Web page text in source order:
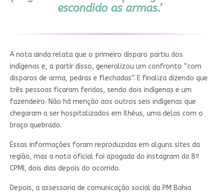
escondido as armas.’
A nota ainda relata que o primeiro disparo partiu dos
indígenas e, a partir disso, generalizou um confronto “com
disparos de arma, pedras e flechadas”. E finaliza dizendo que
três pessoas ficaram feridas, sendo dois indígenas e um
fazendeiro. Não há menção aos outros seis indígenas que
chegaram a ser hospitalizados em Ilhéus, uma delas com o
braço quebrado.
Essas informações foram reproduzidas em alguns sites da
região, mas a nota oficial foi apagada do instagram da 8ª
CPMI, dois dias depois do ocorrido.
Depois, a assessoria de comunicação social da PM Bahia